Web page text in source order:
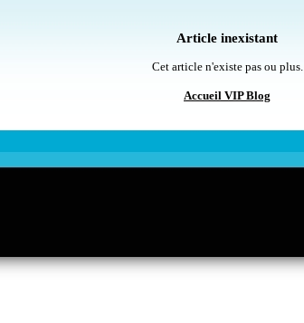
Article inexistant
Cet article n'existe pas ou plus.
Accueil VIP Blog